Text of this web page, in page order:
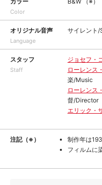
Color
オリジナル音声
Language
サイレント/
スタッフ
Staff
ジョセフ・
ローレンス
楽/Music
ローレンス
督/Director
エリック・
注記（※）
制作年は
フィルムに